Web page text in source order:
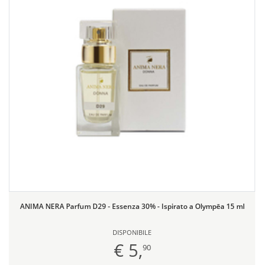
ANIMA NERA Parfum D29 - Essenza 30% - Ispirato a Olympēa 15 ml
DISPONIBILE
€ 5,90